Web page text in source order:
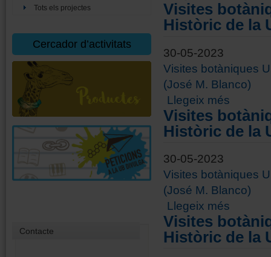
Tots els projectes
Cercador d’activitats
Contacte
Visites
Històric de la
30-05-2023
Visites botàniques
(José M. Blanco)
Llegeix més
Visites
Històric de la
30-05-2023
Visites botàniques
(José M. Blanco)
Llegeix més
Visites
Històric de la